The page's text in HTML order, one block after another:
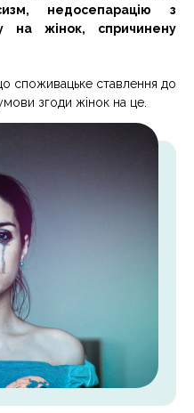
недосепарацію з
на жінок, спричинену
споживацьке ставлення до
згоди жінок на це.